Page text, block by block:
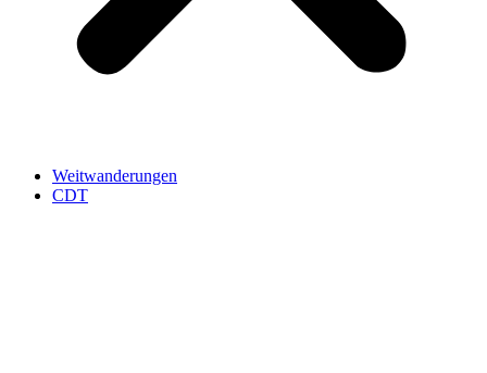
Weitwanderungen
CDT